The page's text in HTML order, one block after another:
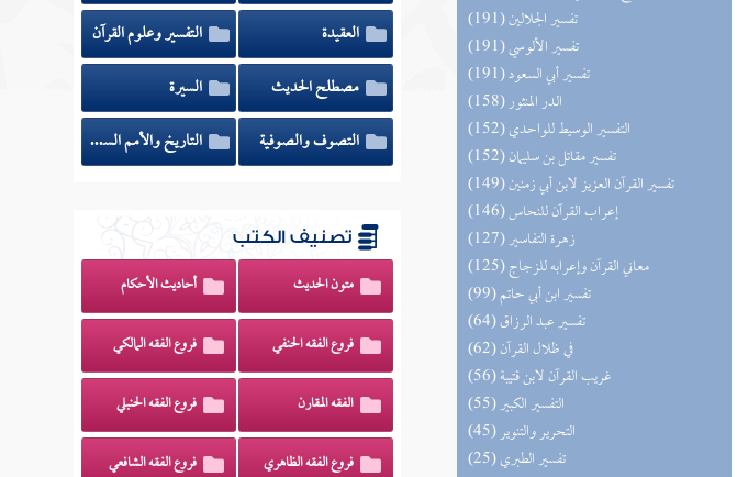
(191) تفسير الجلالين
(191) تفسير الألوسي
(191) تفسير أبي السعود
(158) الدر المنثور
(152) التفسير الوسيط للواحدي
(152) تفسير مقاتل بن سليمان
(149) تفسير القرآن العزيز لابن أبي زمنين
(146) إعراب القرآن للنحاس
(127) زهرة التفاسير
(125) معاني القرآن وإعرابه للزجاج
(99) تفسير ابن أبي حاتم
(64) تفسير عبد الرزاق
(62) في ظلال القرآن
(56) غريب القرآن لابن قتيبة
(55) التفسير الكبير
(45) التحرير والتنوير
(25) تفسير الطبري
العقيدة
التفسير وعلوم القرآن
مصطلح الحديث
السيرة
التصوف والصوفية
التاريخ والأمم السابقة
تصنيف الكتب
متون الحديث أحاديث الأحكام
فروع الفقه الحنفي فروع الفقه المالكي
الفقه المقارن فروع الفقه الحنبلي
فروع الفقه الظاهري فروع الفقه الشافعي